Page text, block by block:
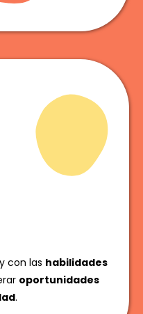
con las habilidades
oportunidades
.